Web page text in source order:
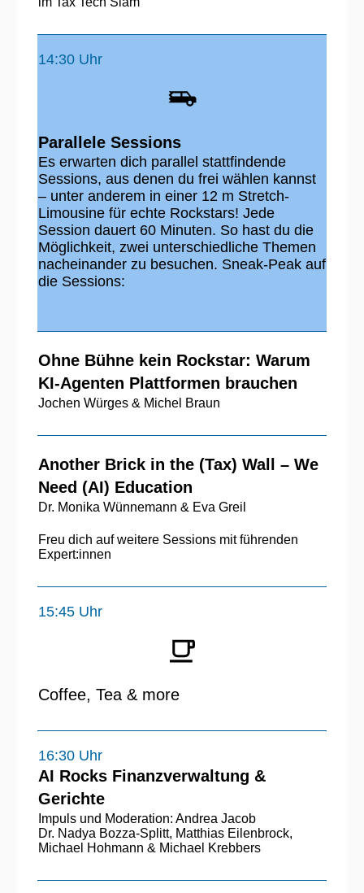
14:30 Uhr
Parallele Sessions
Es erwarten dich parallel stattfindende
Sessions, aus denen du frei wählen kannst
– unter anderem in einer 12 m Stretch-
Limousine für echte Rockstars! Jede
Session dauert 60 Minuten. So hast du die
Möglichkeit, zwei unterschiedliche Themen
nacheinander zu besuchen. Sneak-Peak auf
die Sessions:
Ohne Bühne kein Rockstar: Warum
KI-Agenten Plattformen brauchen
Jochen Würges & Michel Braun
Another Brick in the (Tax) Wall – We
Need (AI) Education
Dr. Monika Wünnemann & Eva Greil
Freu dich auf weitere Sessions mit führenden
Expert:innen
15:45 Uhr
Coffee, Tea & more
16:30 Uhr
AI Rocks Finanzverwaltung &
Gerichte
Impuls und Moderation: Andrea Jacob
Dr. Nadya Bozza-Splitt, Matthias Eilenbrock,
Michael Hohmann & Michael Krebbers